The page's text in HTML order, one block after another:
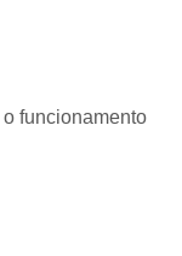
funcionamento